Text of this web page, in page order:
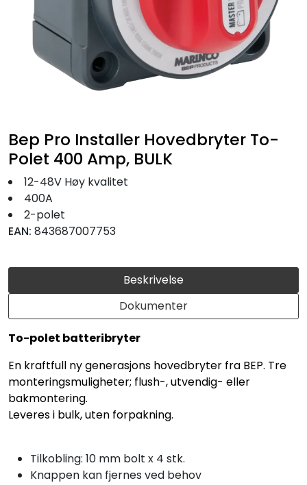
Beskrivelse
Dokumenter
To-polet batteribryter
En kraftfull ny generasjons hovedbryter fra BEP. Tre
monteringsmuligheter; flush-, utvendig- eller
bakmontering.
Leveres i bulk, uten forpakning.
Tilkobling: 10 mm bolt x 4 stk.
Knappen kan fjernes ved behov
Bep Pro Installer Hovedbryter To-
Polet 400 Amp, BULK
12-48V Høy kvalitet
400A
2-polet
EAN: 843687007753
Fritid/Sikkerhet
Båtpleie/Opplag
Nyheter